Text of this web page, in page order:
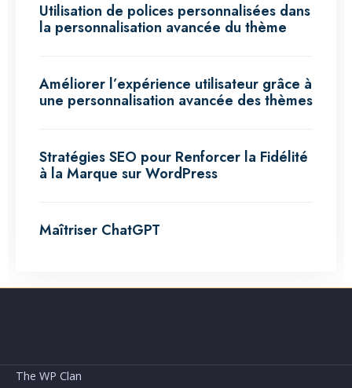
Utilisation de polices personnalisées dans
la personnalisation avancée du thème
Améliorer l’expérience utilisateur grâce à
une personnalisation avancée des thèmes
Stratégies SEO pour Renforcer la Fidélité
à la Marque sur WordPress
Maîtriser ChatGPT
The WP Clan